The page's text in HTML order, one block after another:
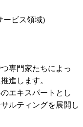
ービス領域)
専門家たちによっ
進します。
エキスパートとし
ルティングを展開し